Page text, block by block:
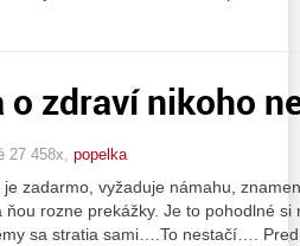
o zdraví nikoho
27 458x, popelka
zadarmo, vyžaduje námahu,
rozne prekážky. Je to pohodlné
sa stratia sami….To nestačí….